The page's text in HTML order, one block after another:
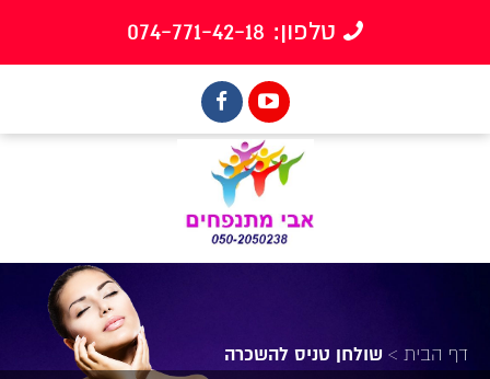
טלפון: 074-771-42-18
דף הבית > שולחן טניס להשכרה